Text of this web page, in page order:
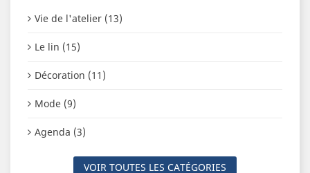
Vie de l'atelier (13)
Le lin (15)
Décoration (11)
Mode (9)
Agenda (3)
VOIR TOUTES LES CATÉGORIES